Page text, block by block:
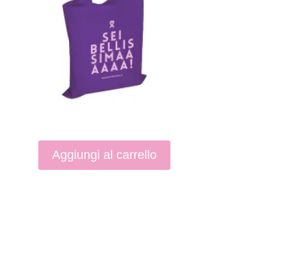
Aggiungi al carrello